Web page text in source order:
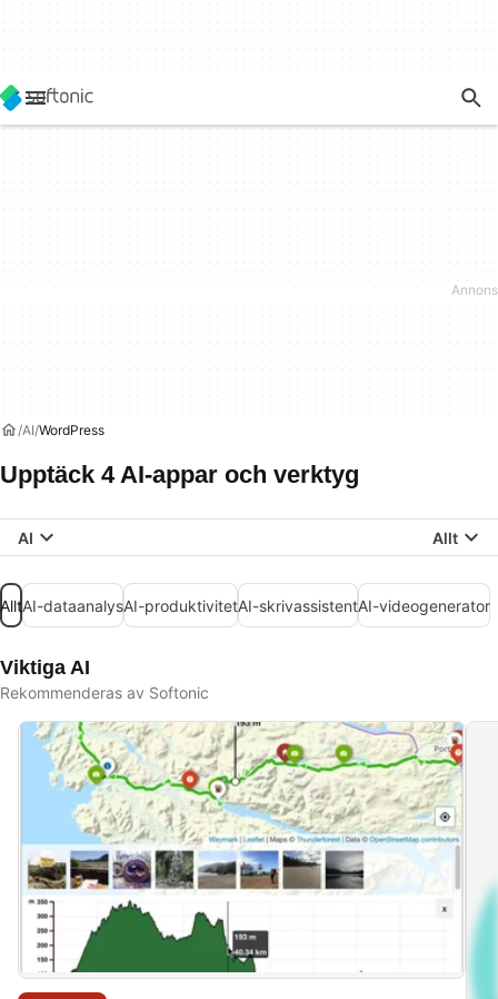
AI WordPress
Upptäck 4 AI-appar och verktyg
AI Allt
AlltAI-dataanalysAI-produktivitetAI-skrivassistentAI-videogenerator
Viktiga AI
Rekommenderas av Softonic